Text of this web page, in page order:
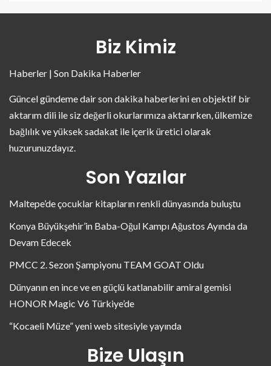
Biz Kimiz
Haberler | Son Dakika Haberler
Güncel gündeme dair son dakika haberlerini en objektif bir
aktarım dili ile siz değerli okurlarımıza aktarırken, ülkemize
bağlılık ve yüksek sadakat ile içerik üretici olarak
huzurunuzdayız.
Son Yazılar
Maltepe’de çocuklar kitapların renkli dünyasında buluştu
Konya Büyükşehir’in Baba-Oğul Kampı Ağustos Ayında da
Devam Edecek
PMCC 2. Sezon Şampiyonu TEAM GOAT Oldu
Dünyanın en ince ve en güçlü katlanabilir amiral gemisi
HONOR Magic V6 Türkiye’de
“Kocaeli Müze” yeni web sitesiyle yayında
Bize Ulaşın